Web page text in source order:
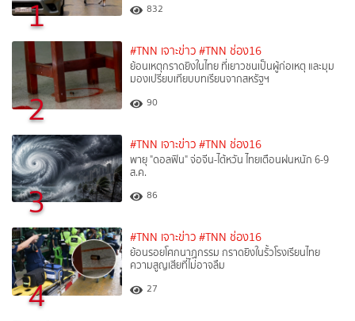
1 832
2
#TNN เจาะข่าว #TNN ช่อง16
ย้อนเหตุกราดยิงในไทย ที่เยาวชนเป็นผู้ก่อเหตุ และมุม
มองเปรียบเทียบบทเรียนจากสหรัฐฯ
90
3
#TNN เจาะข่าว #TNN ช่อง16
พายุ "ดอลฟิน" จ่อจีน-ไต้หวัน ไทยเตือนฝนหนัก 6-9
ส.ค.
86
4
#TNN เจาะข่าว #TNN ช่อง16
ย้อนรอยโศกนาฏกรรม กราดยิงในรั้วโรงเรียนไทย
ความสูญเสียที่ไม่อาจลืม
27